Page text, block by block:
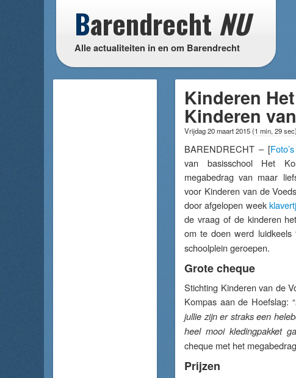
Barendrecht NU
Alle actualiteiten in en om Barendrecht
Kinderen
Kinderen
Vrijdag 20 maart 2015(1 min, 29 sec)
BARENDRECHT – [Foto’s
van basisschool Het
megabedrag van maar
voor Kinderen van de
door afgelopen week
de vraag of de kinderen
om te doen werd luidkeels
schoolplein geroepen.
Grote cheque
Stichting Kinderen van de
Kompas aan de Hoefslag: “
jullie zijn er straks een
heel mooi kledingpakket
cheque met het
Prijzen